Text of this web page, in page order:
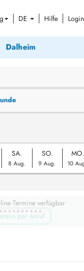
DE Hilfe Login
SA.
8 Aug.
SO.
9 Aug.
MO.
10
Termine verfügbar
per Anruf